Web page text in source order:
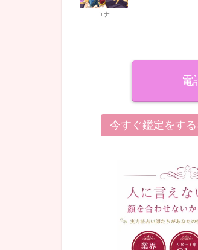
ユナ
電
今すぐ鑑定をす